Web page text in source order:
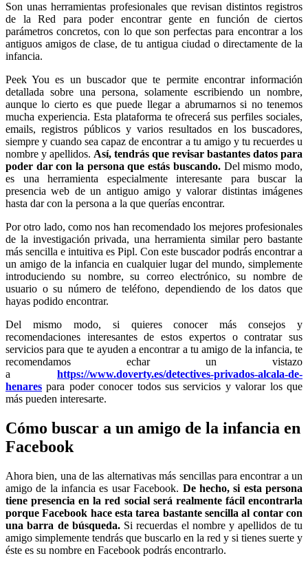
Son unas herramientas profesionales que revisan distintos registros
de la Red para poder encontrar gente en función de ciertos
parámetros concretos, con lo que son perfectas para encontrar a los
antiguos amigos de clase, de tu antigua ciudad o directamente de la
infancia.
Peek You es un buscador que te permite encontrar información
detallada sobre una persona, solamente escribiendo un nombre,
aunque lo cierto es que puede llegar a abrumarnos si no tenemos
mucha experiencia. Esta plataforma te ofrecerá sus perfiles sociales,
emails, registros públicos y varios resultados en los buscadores,
siempre y cuando sea capaz de encontrar a tu amigo y tu recuerdes u
nombre y apellidos. Así, tendrás que revisar bastantes datos para
poder dar con la persona que estás buscando.Del mismo modo,
es una herramienta especialmente interesante para buscar la
presencia web de un antiguo amigo y valorar distintas imágenes
hasta dar con la persona a la que querías encontrar.
Por otro lado, como nos han recomendado los mejores profesionales
de la investigación privada, una herramienta similar pero bastante
más sencilla e intuitiva es Pipl. Con este buscador podrás encontrar a
un amigo de la infancia en cualquier lugar del mundo, simplemente
introduciendo su nombre, su correo electrónico, su nombre de
usuario o su número de teléfono, dependiendo de los datos que
hayas podido encontrar.
Del mismo modo, si quieres conocer más consejos y
recomendaciones interesantes de estos expertos o contratar sus
servicios para que te ayuden a encontrar a tu amigo de la infancia, te
recomendamos echar un vistazo
a https://www.doverty.es/detectives-privados-alcala-de-
henares para poder conocer todos sus servicios y valorar los que
más pueden interesarte.
Cómo buscar a un amigo de la infancia en
Facebook
Ahora bien, una de las alternativas más sencillas para encontrar a un
amigo de la infancia es usar Facebook. De hecho, si esta persona
tiene presencia en la red social será realmente fácil encontrarla
porque Facebook hace esta tarea bastante sencilla al contar con
una barra de búsqueda. Si recuerdas el nombre y apellidos de tu
amigo simplemente tendrás que buscarlo en la red y si tienes suerte y
éste es su nombre en Facebook podrás encontrarlo.